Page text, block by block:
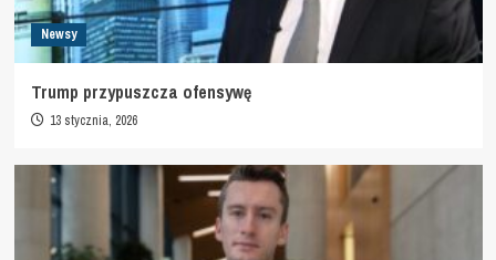
Newsy
Trump przypuszcza ofensywę
13 stycznia, 2026